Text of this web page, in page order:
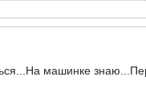
машинке